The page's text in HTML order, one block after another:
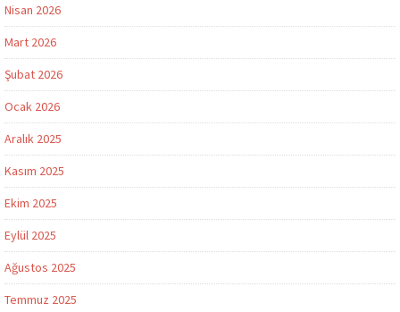
Nisan 2026
Mart 2026
Şubat 2026
Ocak 2026
Aralık 2025
Kasım 2025
Ekim 2025
Eylül 2025
Ağustos 2025
Temmuz 2025